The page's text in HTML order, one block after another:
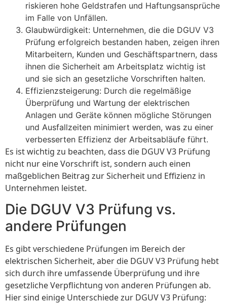
riskieren hohe Geldstrafen und Haftungsansprüche
im Falle von Unfällen.
Glaubwürdigkeit: Unternehmen, die die DGUV V3
Prüfung erfolgreich bestanden haben, zeigen ihren
Mitarbeitern, Kunden und Geschäftspartnern, dass
ihnen die Sicherheit am Arbeitsplatz wichtig ist
und sie sich an gesetzliche Vorschriften halten.
Effizienzsteigerung: Durch die regelmäßige
Überprüfung und Wartung der elektrischen
Anlagen und Geräte können mögliche Störungen
und Ausfallzeiten minimiert werden, was zu einer
verbesserten Effizienz der Arbeitsabläufe führt.
Es ist wichtig zu beachten, dass die DGUV V3 Prüfung
nicht nur eine Vorschrift ist, sondern auch einen
maßgeblichen Beitrag zur Sicherheit und Effizienz in
Unternehmen leistet.
Die DGUV V3 Prüfung vs.
andere Prüfungen
Es gibt verschiedene Prüfungen im Bereich der
elektrischen Sicherheit, aber die DGUV V3 Prüfung hebt
sich durch ihre umfassende Überprüfung und ihre
gesetzliche Verpflichtung von anderen Prüfungen ab.
Hier sind einige Unterschiede zur DGUV V3 Prüfung: